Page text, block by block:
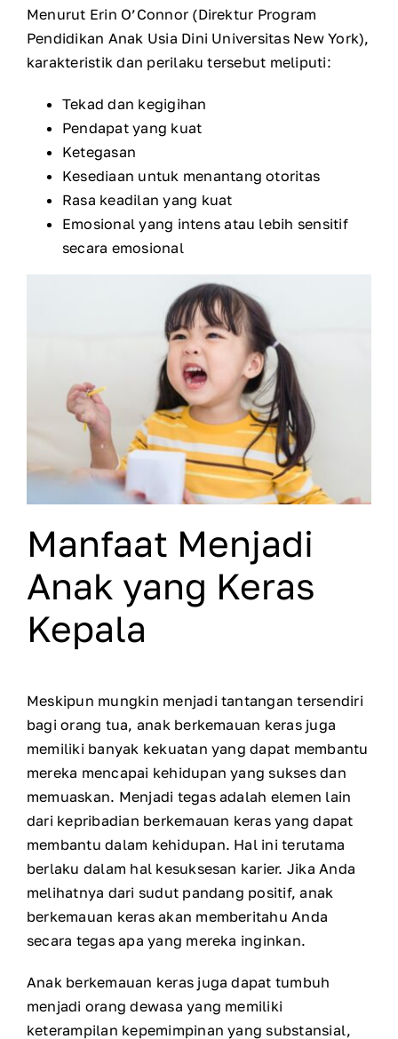
Menurut Erin O’Connor (Direktur Program
Pendidikan Anak Usia Dini Universitas New York),
karakteristik dan perilaku tersebut meliputi:
Tekad dan kegigihan
Pendapat yang kuat
Ketegasan
Kesediaan untuk menantang otoritas
Rasa keadilan yang kuat
Emosional yang intens atau lebih sensitif
secara emosional
Manfaat Menjadi
Anak yang Keras
Kepala
Meskipun mungkin menjadi tantangan tersendiri
bagi orang tua, anak berkemauan keras juga
memiliki banyak kekuatan yang dapat membantu
mereka mencapai kehidupan yang sukses dan
memuaskan. Menjadi tegas adalah elemen lain
dari kepribadian berkemauan keras yang dapat
membantu dalam kehidupan. Hal ini terutama
berlaku dalam hal kesuksesan karier. Jika Anda
melihatnya dari sudut pandang positif, anak
berkemauan keras akan memberitahu Anda
secara tegas apa yang mereka inginkan.
Anak berkemauan keras juga dapat tumbuh
menjadi orang dewasa yang memiliki
keterampilan kepemimpinan yang substansial,